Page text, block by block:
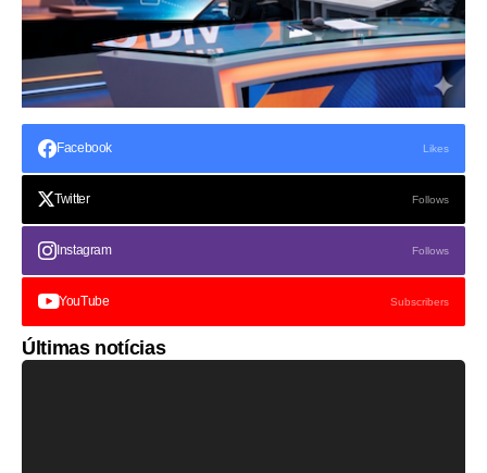
Facebook Likes
Twitter Follows
Instagram Follows
YouTube Subscribers
Últimas notícias